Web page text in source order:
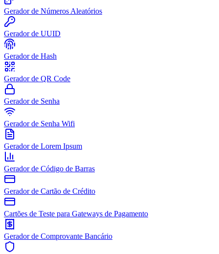
Gerador de Números Aleatórios
Gerador de UUID
Gerador de Hash
Gerador de QR Code
Gerador de Senha
Gerador de Senha Wifi
Gerador de Lorem Ipsum
Gerador de Código de Barras
Gerador de Cartão de Crédito
Cartões de Teste para Gateways de Pagamento
Gerador de Comprovante Bancário